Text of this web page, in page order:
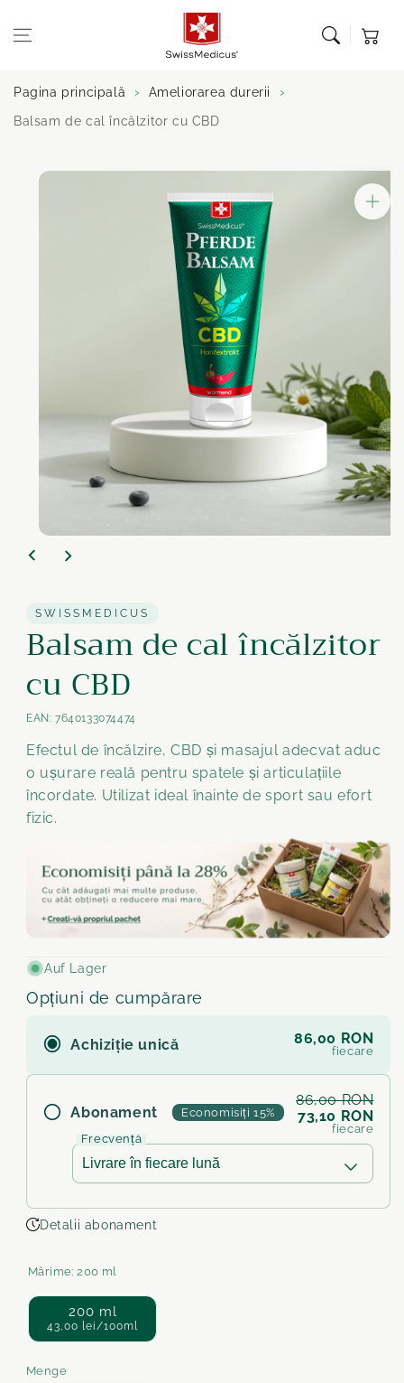
conținut
Pagina principală
Ameliorarea durerii
Balsam de cal încălzitor cu CBD
informații
SWISSMEDICUS
Balsam de cal încălzitor
cu CBD
EAN: 7640133074474
Efectul de încălzire, CBD și masajul adecvat aduc
o ușurare reală pentru spatele și articulațiile
încordate. Utilizat ideal înainte de sport sau efort
fizic.
Auf Lager
Opțiuni de cumpărare
Achiziție unică 86,00 RON
fiecare
Abonament Economisiți 15%
86,00 RON
73,10 RON
fiecare
Frecvență
Detalii abonament
Mărime:200 ml
200 ml
43,00 lei/100ml
Menge